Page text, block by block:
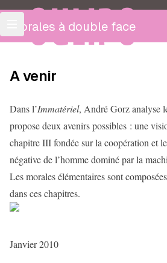
OULIPO
Morales à double face
A venir
Dans l’Immatériel, André Gorz analyse
propose deux avenirs possibles : une
chapitre III fondée sur la coopération et
négative de l’homme dominé par la
Les morales élémentaires sont
dans ces chapitres.
Janvier 2010